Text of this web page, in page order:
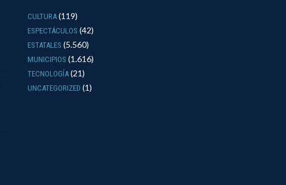
CULTURA(119)
ESPECTÁCULOS (42)
ESTATALES (5.560)
MUNICIPIOS (1.616)
TECNOLOGÍA(21)
UNCATEGORIZED (1)